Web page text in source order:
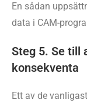
En sådan
data i CAM-
Steg 5. Se till
konsekventa
Ett av de